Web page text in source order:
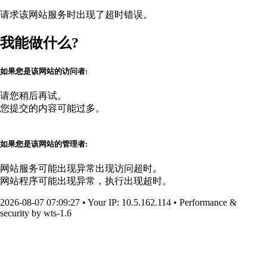
请求该网站服务时出现了超时错误。
我能做什么?
如果您是该网站的访问者:
请您稍后再试。
您提交的内容可能过多。
如果您是该网站的管理者:
网站服务可能出现异常出现访问超时。
网站程序可能出现异常，执行出现超时。
2026-08-07 07:09:27 • Your IP: 10.5.162.114 • Performance &
security by wts-1.6